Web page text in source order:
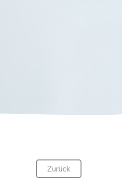
Zurück